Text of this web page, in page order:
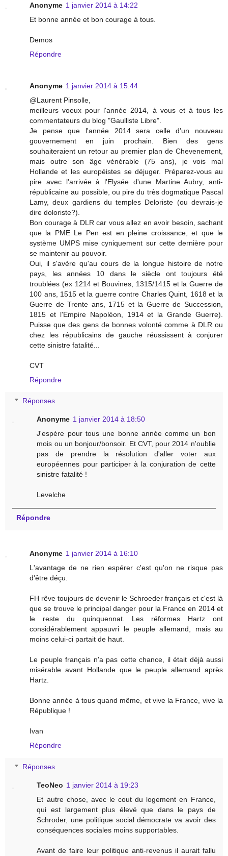
Anonyme 1 janvier 2014 à 14:22
Et bonne année et bon courage à tous.
Demos
Répondre
Anonyme 1 janvier 2014 à 15:44
@Laurent Pinsolle,
meilleurs voeux pour l'année 2014, à vous et à tous les
commentateurs du blog "Gaulliste Libre".
Je pense que l'année 2014 sera celle d'un nouveau
gouvernement en juin prochain. Bien des gens
souhaiteraient un retour au premier plan de Chevenement,
mais outre son âge vénérable (75 ans), je vois mal
Hollande et les européistes se déjuger. Préparez-vous au
pire avec l'arrivée à l'Elysée d'une Martine Aubry, anti-
républicaine au possible, ou pire du très dogmatique Pascal
Lamy, deux gardiens du temples Deloriste (ou devrais-je
dire doloriste?).
Bon courage à DLR car vous allez en avoir besoin, sachant
que la PME Le Pen est en pleine croissance, et que le
système UMPS mise cyniquement sur cette dernière pour
se maintenir au pouvoir.
Oui, il s'avère qu'au cours de la longue histoire de notre
pays, les années 10 dans le siècle ont toujours été
troublées (ex 1214 et Bouvines, 1315/1415 et la Guerre de
100 ans, 1515 et la guerre contre Charles Quint, 1618 et la
Guerre de Trente ans, 1715 et la Guerre de Succession,
1815 et l'Empire Napoléon, 1914 et la Grande Guerre).
Puisse que des gens de bonnes volonté comme à DLR ou
chez les républicains de gauche réussissent à conjurer
cette sinistre fatalité...
CVT
Répondre
Réponses
Anonyme 1 janvier 2014 à 18:50
J'espère pour tous une bonne année comme un bon
mois ou un bonjour/bonsoir. Et CVT, pour 2014 n'oublie
pas de prendre la résolution d'aller voter aux
européennes pour participer à la conjuration de cette
sinistre fatalité !
Levelche
Répondre
Anonyme 1 janvier 2014 à 16:10
L'avantage de ne rien espérer c'est qu'on ne risque pas
d'être déçu.
FH rêve toujours de devenir le Schroeder français et c'est là
que se trouve le principal danger pour la France en 2014 et
le reste du quinquennat. Les réformes Hartz ont
considérablement appauvri le peuple allemand, mais au
moins celui-ci partait de haut.
Le peuple français n'a pas cette chance, il était déjà aussi
misérable avant Hollande que le peuple allemand après
Hartz.
Bonne année à tous quand même, et vive la France, vive la
République !
Ivan
Répondre
Réponses
TeoNeo 1 janvier 2014 à 19:23
Et autre chose, avec le cout du logement en France,
qui est largement plus élevé que dans le pays de
Schroder, une politique social démocrate va avoir des
conséquences sociales moins supportables.
Avant de faire leur politique anti-revenus il aurait fallu